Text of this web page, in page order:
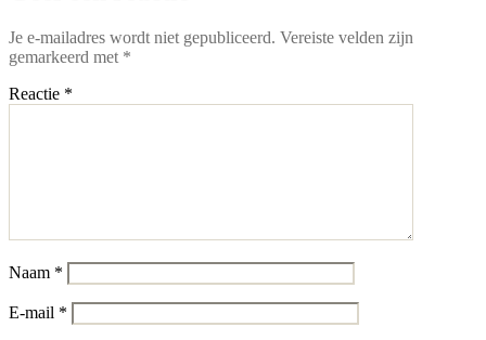
Je e-mailadres wordt niet gepubliceerd. Vereiste velden zijn
gemarkeerd met *
Reactie *
Naam *
E-mail *